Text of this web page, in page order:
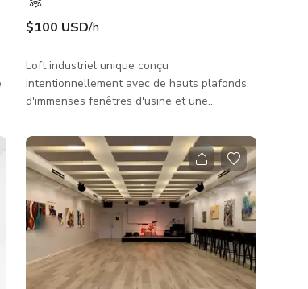
$100 USD/h
Loft industriel unique conçu
intentionnellement avec de hauts plafonds,
d'immenses fenêtres d'usine et une
au long de la journée. Le loft présente des
colonnes en béton d'origine dans tout
l'espace et une décoration minimaliste wabi
sabi. Les murs de tout l'espace sont
badigeonnés à la chaux et ont été peints à
la main par un artisan plâtrier qualifié,
s'harmonisant parfaitement avec les sols et
plafonds en béton. Il y a un mur en brique